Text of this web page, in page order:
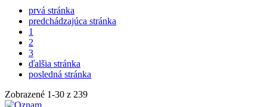
prvá stránka
predchádzajúca stránka
1
2
3
ďalšia stránka
posledná stránka
Zobrazené 1-30 z 239